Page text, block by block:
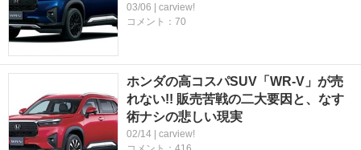
03/06 | carview!
コメント：70
ホンダの高コスパSUV「WR-V」が売
れない!! 販売苦戦の二大要因と、なす
術ナシの悲しい現実
02/14 | carview!